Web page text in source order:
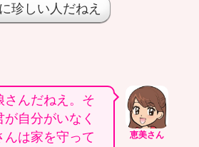
珍しい人だねえ
恵美さん
さんだねえ。そ
自分がいなく
んは家を守って